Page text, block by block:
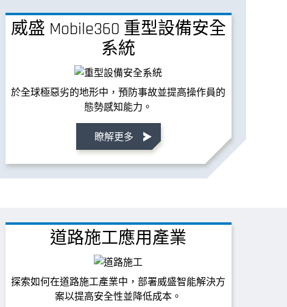
威盛 Mobile360 重型設備安全
系統
於全球極惡劣的地形中，預防事故並提高操作員的
態勢感知能力。
瞭解更多
道路施工應用產業
探索如何在道路施工產業中，部署威盛智能解決方
案以提高安全性並降低成本。